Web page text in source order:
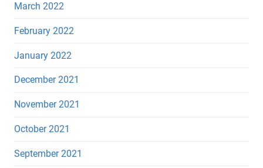
March 2022
February 2022
January 2022
December 2021
November 2021
October 2021
September 2021